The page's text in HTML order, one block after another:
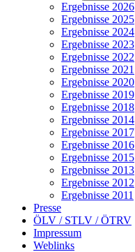
Ergebnisse 2026
Ergebnisse 2025
Ergebnisse 2024
Ergebnisse 2023
Ergebnisse 2022
Ergebnisse 2021
Ergebnisse 2020
Ergebnisse 2019
Ergebnisse 2018
Ergebnisse 2014
Ergebnisse 2017
Ergebnisse 2016
Ergebnisse 2015
Ergebnisse 2013
Ergebnisse 2012
Ergebnisse 2011
Presse
ÖLV / STLV / ÖTRV
Impressum
Weblinks